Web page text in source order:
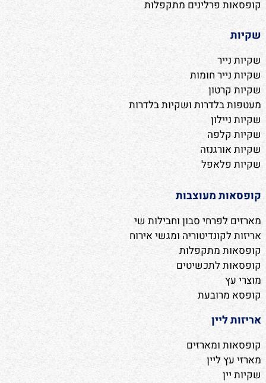
קופסאות פרלינים מתקפלות
שקיות
שקיות נייר
שקיות נייר חומות
שקיות קרטון
מעטפות בלדרות ושקיות בלדרות
שקיות ניילון
שקיות קלפה
שקיות אורגנזה
שקיות פלאפל
קופסאות מעוצבות
מארזים לפרחי סבון וחבילות שי
אריזות לקונדיטוריה ומגשי אירוח
קופסאות מתקפלות
קופסאות לתכשיטים
מוצרי עץ
קופסא מרובעת
אריזות ליין
קופסאות ומארזים
מארזי עץ ליין
שקיות יין